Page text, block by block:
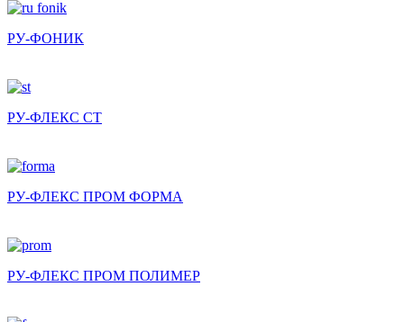
РУ-ФОНИК
РУ-ФЛЕКС СТ
РУ-ФЛЕКС ПРОМ ФОРМА
РУ-ФЛЕКС ПРОМ ПОЛИМЕР